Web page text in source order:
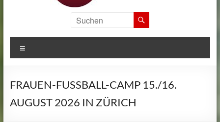
SPORTS
CAMPS
zu
den
FRAUEN-FUSSBALL-CAMP 15./16.
AUGUST 2026 IN ZÜRICH